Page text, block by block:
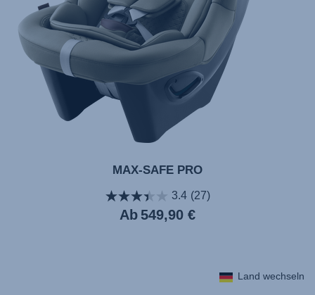
MAX-SAFE PRO
3.4 (27)
Ab Aktueller
549,90 €
Land wechseln